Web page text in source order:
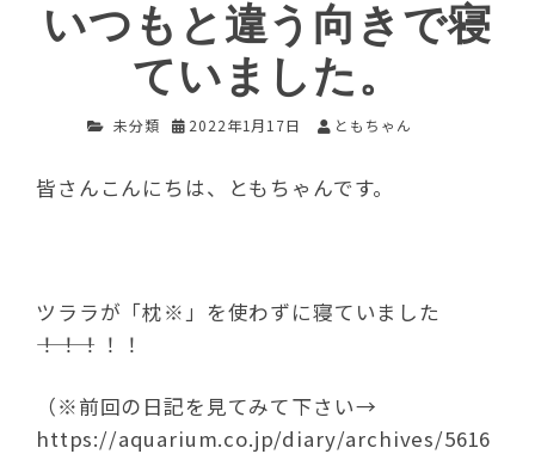
いつもと違う向きで寝
ていました。
未分類 2022年1月17日 ともちゃん
皆さんこんにちは、ともちゃんです。
ツララが「枕※」を使わずに寝ていました
―――！！！！！
（※前回の日記を見てみて下さい→
https://aquarium.co.jp/diary/archives/5616